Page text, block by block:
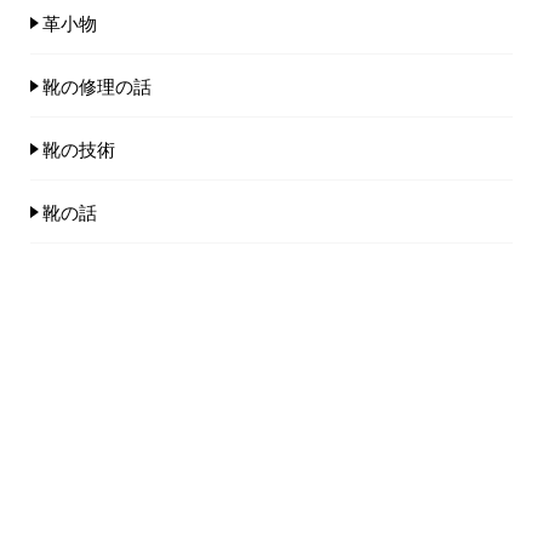
革小物
靴の修理の話
靴の技術
靴の話